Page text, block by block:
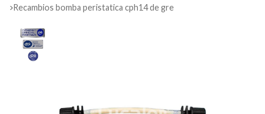
recambios bomba peristatica cph14 de gre